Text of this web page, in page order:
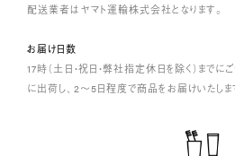
配送業者はヤマト運輸株式会社となります。
お届け日数
17時（土日・祝日・弊社指定休日を除く）まで
に出荷し、2～5日程度で商品をお届けいたしま